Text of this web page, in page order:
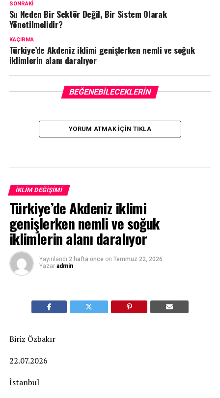
SONRAKI
Su Neden Bir Sektör Değil, Bir Sistem Olarak
Yönetilmelidir?
KAÇIRMA
Türkiye’de Akdeniz iklimi genişlerken nemli ve soğuk
iklimlerin alanı daralıyor
BEĞENEBILECEKLERIN
YORUM ATMAK IÇIN TIKLA
İKLIM DEĞIŞIMI
Türkiye’de Akdeniz iklimi
genişlerken nemli ve soğuk
iklimlerin alanı daralıyor
Yayınlandı 2 hafta önce on Temmuz 22, 2026
Yazar admin
Biriz Özbakır
22.07.2026
İstanbul